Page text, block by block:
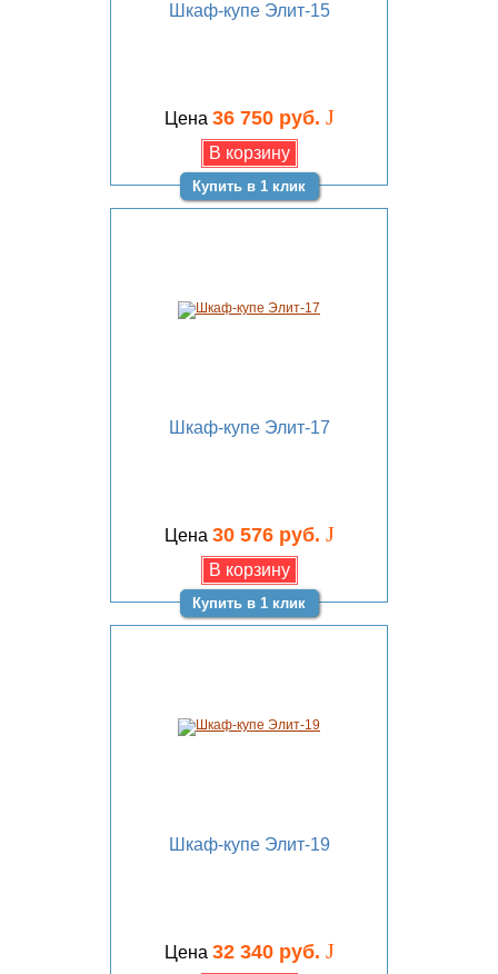
Шкаф-купе Элит-15
Цена 36 750 руб. J
Купить в 1 клик
Шкаф-купе Элит-17
Цена 30 576 руб. J
Купить в 1 клик
Шкаф-купе Элит-19
Цена 32 340 руб. J